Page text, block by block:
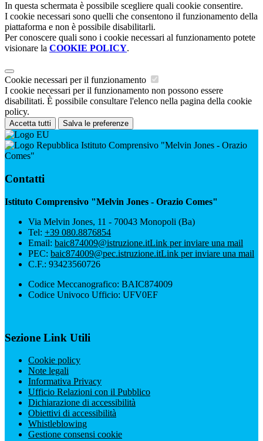
In questa schermata è possibile scegliere quali cookie consentire.
I cookie necessari sono quelli che consentono il funzionamento della
piattaforma e non è possibile disabilitarli.
Per conoscere quali sono i cookie necessari al funzionamento potete
visionare la COOKIE POLICY.
Cookie necessari per il funzionamento
I cookie necessari per il funzionamento non possono essere
disabilitati. È possibile consultare l'elenco nella pagina della cookie
policy.
Accetta tutti Salva le preferenze
Istituto Comprensivo "Melvin Jones - Orazio
Comes"
Contatti
Istituto Comprensivo "Melvin Jones - Orazio Comes"
Via Melvin Jones, 11 - 70043 Monopoli (Ba)
Tel: +39 080.8876854
Email: baic874009@istruzione.itLink per inviare una mail
PEC: baic874009@pec.istruzione.itLink per inviare una mail
C.F.: 93423560726
Codice Meccanografico: BAIC874009
Codice Univoco Ufficio: UFV0EF
Sezione Link Utili
Cookie policy
Note legali
Informativa Privacy
Ufficio Relazioni con il Pubblico
Dichiarazione di accessibilità
Obiettivi di accessibilità
Whistleblowing
Gestione consensi cookie